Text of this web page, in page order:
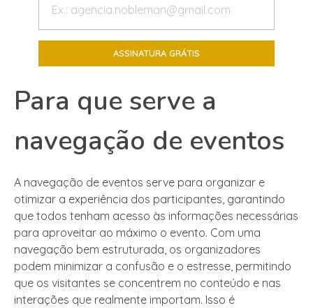
Para que serve a
navegação de eventos
A navegação de eventos serve para organizar e
otimizar a experiência dos participantes, garantindo
que todos tenham acesso às informações necessárias
para aproveitar ao máximo o evento. Com uma
navegação bem estruturada, os organizadores
podem minimizar a confusão e o estresse, permitindo
que os visitantes se concentrem no conteúdo e nas
interações que realmente importam. Isso é